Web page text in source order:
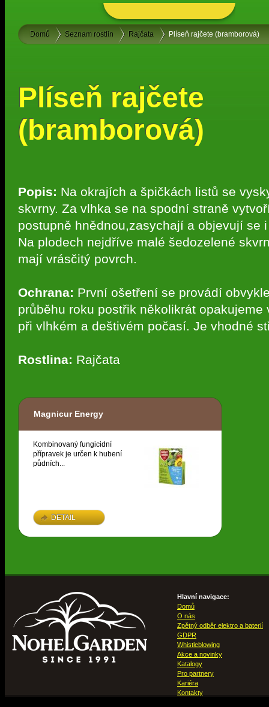
Domů Seznam rostlin Rajčata Plíseň rajčete (bramborová)
Plíseň rajčete
(bramborová)
Popis: Na okrajích a špičkách listů se
skvrny. Za vlhka se na spodní straně
postupně hnědnou,zasychají a objevují se
Na plodech nejdříve malé šedozelené
mají vrásčitý povrch.
Ochrana: První ošetření se provádí
průběhu roku postřik několikrát
při vlhkém a deštivém počasí. Je vhodné
Rostlina: Rajčata
Magnicur Energy
Kombinovaný fungicidní
přípravek je určen k hubení
půdních...
DETAIL
Hlavní navigace:
Domů
O nás
Zpětný odběr elektro a baterií
GDPR
Whistleblowing
Akce a novinky
Katalogy
Pro partnery
Kariéra
Kontakty